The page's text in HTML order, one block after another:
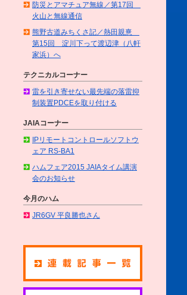
防災とアマチュア無線／第17回
火山と無線通信
熊野古道みちくさ記／熱田親憙
第15回 淀川下って渡辺津（八軒
家浜）へ
テクニカルコーナー
雷を引き寄せない最先端の落雷抑
制装置PDCEを取り付ける
JAIAコーナー
IPリモートコントロールソフトウ
ェア RS-BA1
ハムフェア2015 JAIAタイム講演
会のお知らせ
今月のハム
JR6GV 平良勝也さん